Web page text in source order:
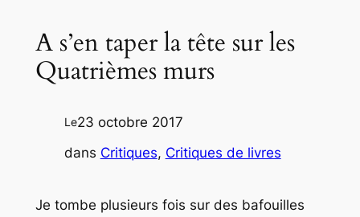
A s’en taper la tête sur les
Quatrièmes murs
Le23 octobre 2017
dans Critiques, Critiques de livres
Je tombe plusieurs fois sur des bafouilles